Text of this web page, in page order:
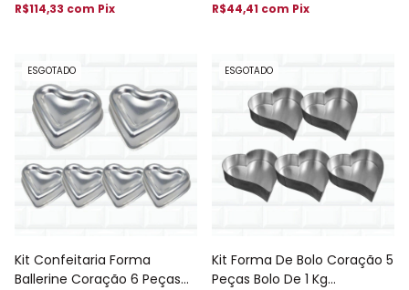
R$114,33 com Pix R$44,41 com Pix
ESGOTADO
Kit Confeitaria Forma
Ballerine Coração 6 Peças
ESGOTADO
Kit Forma De Bolo Coração 5
Peças Bolo De 1 Kg